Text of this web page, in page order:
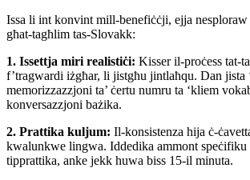
Issa li int konvint mill-benefiċċji, ejja
għat-tagħlim tas-Slovakk:
1. Issettja miri realistiċi: Kisser il-proċess tat-
f’tragwardi iżgħar, li jistgħu jintlaħqu. Dan jista
memorizzazzjoni ta’ ċertu numru ta ‘kliem
konversazzjoni bażika.
2. Prattika kuljum: Il-konsistenza hija ċ-
kwalunkwe lingwa. Iddedika ammont speċifiku
tipprattika, anke jekk huwa biss 15-il minuta.